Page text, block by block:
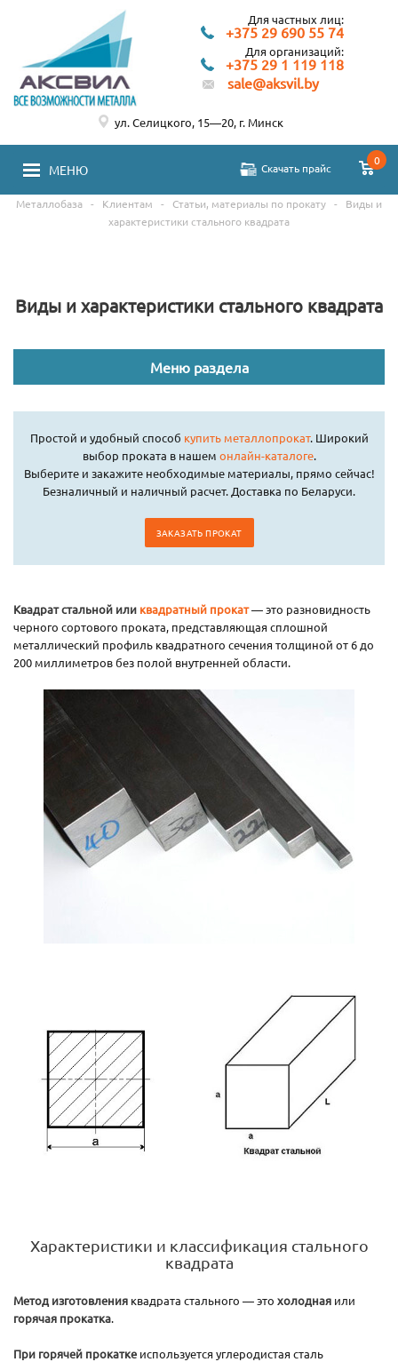
Для частных лиц:
+375 29 690 55 74
Для организаций:
+375 29 1 119 118
sale@aksvil.by
МЕНЮ Скачать прайс
0
ул. Селицкого, 15—20, г. Минск
Металлобаза - Клиентам - Статьи, материалы по прокату -
Виды и
характеристики стального квадрата
Виды и характеристики стального квадрата
Меню раздела
Простой и удобный способ купить металлопрокат. Широкий
выбор проката в нашем онлайн-каталоге.
Выберите и закажите необходимые материалы, прямо сейчас!
Безналичный и наличный расчет. Доставка по Беларуси.
ЗАКАЗАТЬ ПРОКАТ
Квадрат стальной или квадратный прокат— это разновидность
черного сортового проката, представляющая сплошной
металлический профиль квадратного сечения толщиной от 6 до
200 миллиметров без полой внутренней области.
Характеристики и классификация стального
квадрата
Метод изготовления квадрата стального — это холодная или
горячая прокатка.
При горячей прокатке используется углеродистая сталь